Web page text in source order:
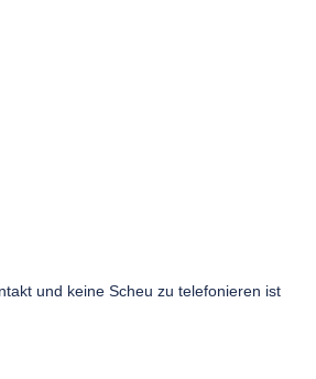
und keine Scheu zu telefonieren ist